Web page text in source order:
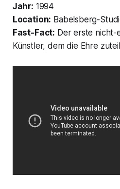
Jahr: 1994
Location: Babelsberg-
Fast-Fact: Der erste nicht-
Künstler, dem die Ehre